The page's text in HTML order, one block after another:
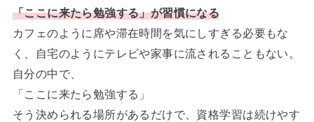
「ここに来たら勉強する」が習慣になる
カフェのように席や滞在時間を気にしすぎる必要もな
く、自宅のようにテレビや家事に流されることもない。
自分の中で、
「ここに来たら勉強する」
そう決められる場所があるだけで、資格学習は続けやす